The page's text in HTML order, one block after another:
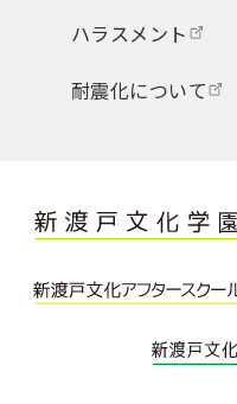
ハラスメント
耐震化について